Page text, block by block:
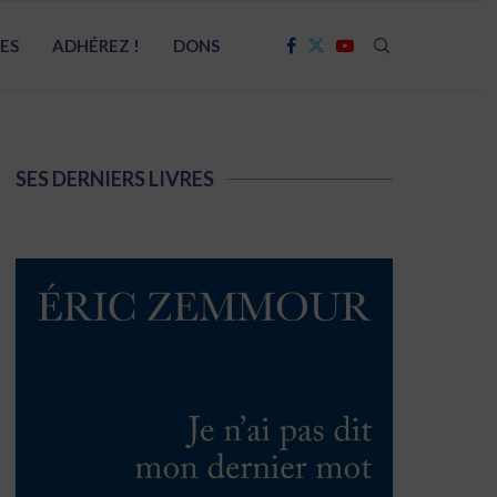
ADHÉREZ ! DONS
SES DERNIERS LIVRES